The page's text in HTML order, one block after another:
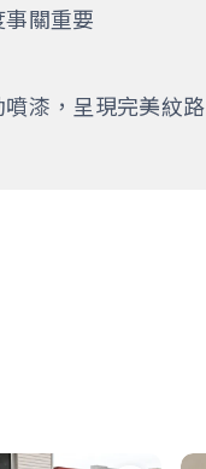
關重要
漆，呈現完美紋路